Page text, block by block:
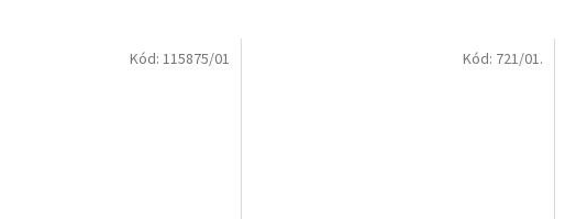
Kód: 115875/01 Kód: 721/01.